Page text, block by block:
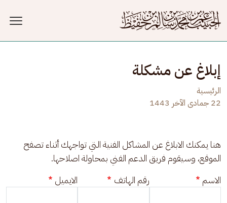
إبلاغ عن مشكلة
الرئيسية
22 جمادى الآخر 1443
هنا يمكنك الابلاغ عن المشاكل الفنية التي تواجهك أثناء تصفح
الموقع، وسيقوم فريق الدعم الفني بمحاولة اصلاحها.
الاسم
رقم الهاتف الايميل